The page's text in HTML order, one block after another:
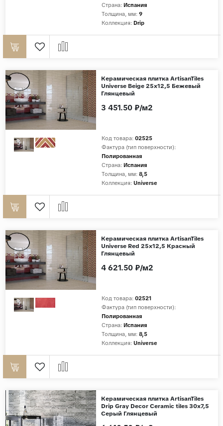
Страна: Испания
Толщина, мм: 9
Коллекция: Drip
Керамическая плитка ArtisanTiles
Universe Beige 25x12,5 Бежевый
Глянцевый
Код товара: 02525
Фактура (тип поверхности):
Полированная
Страна: Испания
Толщина, мм: 8,5
Коллекция: Universe
3 451.50 ₽/м2
Керамическая плитка ArtisanTiles
Universe Red 25x12,5 Красный
Глянцевый
Код товара: 02521
Фактура (тип поверхности):
Полированная
Страна: Испания
Толщина, мм: 8,5
Коллекция: Universe
4 621.50 ₽/м2
Керамическая плитка ArtisanTiles
Drip Gray Decor Ceramic tiles 30x7,5
Серый Глянцевый